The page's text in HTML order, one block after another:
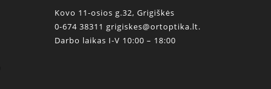
Kovo 11-osios g.32, Grigiškės
0-674 38311 grigiskes@ortoptika.lt.
Darbo laikas I-V 10:00 – 18:00